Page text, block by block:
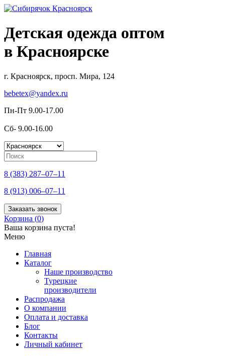
Детская одежда оптом
в Красноярске
г. Красноярск, просп. Мира, 124
bebetex@yandex.ru
Пн-Пт 9.00-17.00
Сб- 9.00-16.00
8 (383) 287–07–11
8 (913) 006–07–11
Заказать звонок
Корзина (0)
Ваша корзина пуста!
Меню
Главная
Каталог
Наше производство
Турецкие
производители
Распродажа
О компании
Оплата и доставка
Блог
Контакты
Личный кабинет